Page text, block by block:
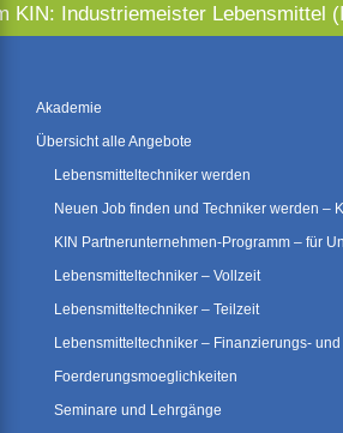
KIN: Industriemeister Lebensmittel
Akademie
Übersicht alle Angebote
Lebensmitteltechniker werden
Neuen Job finden und Techniker werden –
KIN Partnerunternehmen-Programm – für
Lebensmitteltechniker – Vollzeit
Lebensmitteltechniker – Teilzeit
Lebensmitteltechniker – Finanzierungs- und
Foerderungsmoeglichkeiten
Seminare und Lehrgänge